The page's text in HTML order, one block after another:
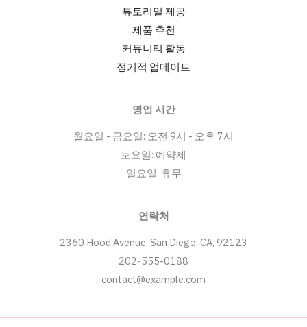
튜토리얼 제공
제품 추천
커뮤니티 활동
정기적 업데이트
영업 시간
월요일 - 금요일: 오전 9시 - 오후 7시
토요일: 예약제
일요일: 휴무
연락처
2360 Hood Avenue, San Diego, CA, 92123
202-555-0188
contact@example.com